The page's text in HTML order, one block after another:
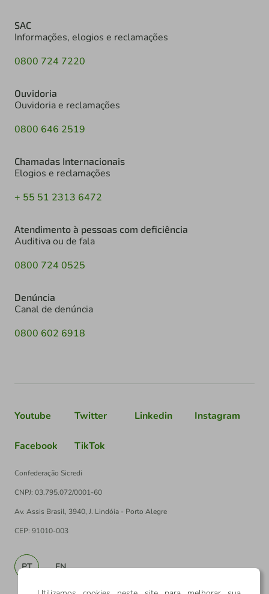
SAC
Informações, elogios e reclamações
0800 724 7220
Ouvidoria
Ouvidoria e reclamações
0800 646 2519
Chamadas Internacionais
Elogios e reclamações
+ 55 51 2313 6472
Atendimento à pessoas com deficiência
Auditiva ou de fala
0800 724 0525
Denúncia
Canal de denúncia
0800 602 6918
Youtube Twitter Linkedin Instagram
Facebook TikTok
Confederação Sicredi
CNPJ: 03.795.072/0001-60
Av. Assis Brasil, 3940, J. Lindóia - Porto Alegre
CEP: 91010-003
PT EN